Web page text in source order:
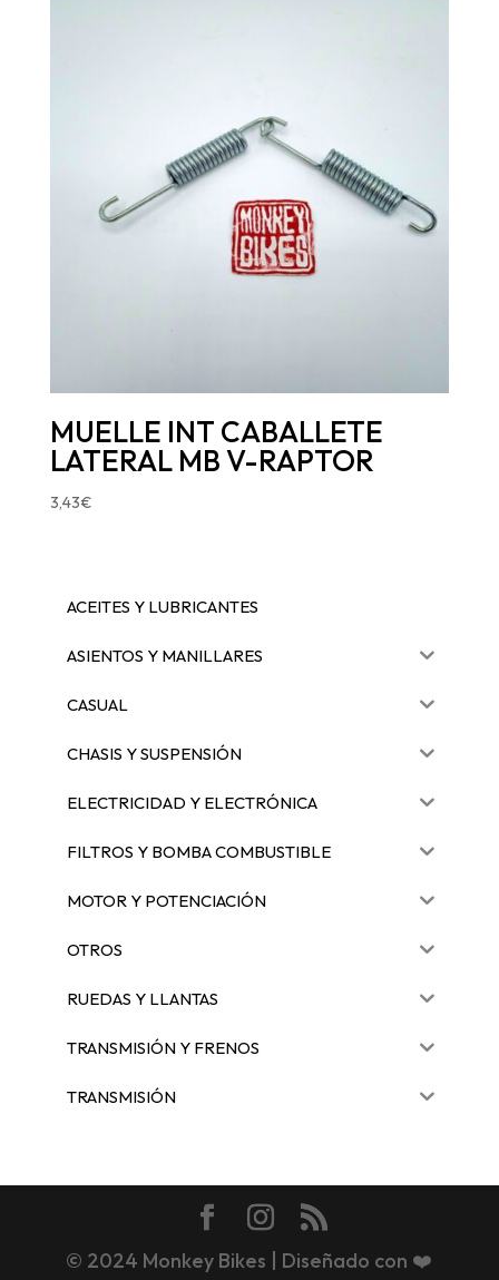
MUELLE INT CABALLETE
LATERAL MB V-RAPTOR
3,43€
ACEITES Y LUBRICANTES
ASIENTOS Y MANILLARES
CASUAL
CHASIS Y SUSPENSIÓN
ELECTRICIDAD Y ELECTRÓNICA
FILTROS Y BOMBA COMBUSTIBLE
MOTOR Y POTENCIACIÓN
OTROS
RUEDAS Y LLANTAS
TRANSMISIÓN Y FRENOS
TRANSMISIÓN
© 2024 Monkey Bikes | Diseñado con ❤️